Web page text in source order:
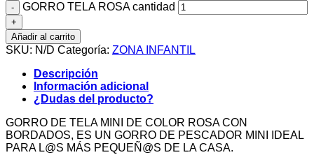
GORRO TELA ROSA cantidad
Añadir al carrito
SKU: N/D Categoría: ZONA INFANTIL
Descripción
Información adicional
¿Dudas del producto?
GORRO DE TELA MINI DE COLOR ROSA CON
BORDADOS, ES UN GORRO DE PESCADOR MINI IDEAL
PARA L@S MÁS PEQUEÑ@S DE LA CASA.